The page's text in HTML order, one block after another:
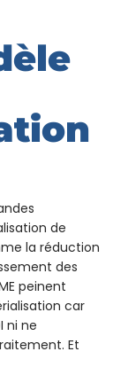
de
la réduction
des
peinent
car
ni ne
Et